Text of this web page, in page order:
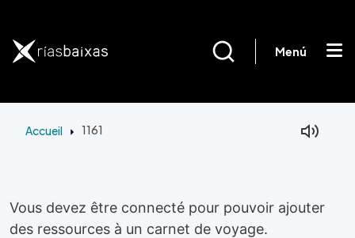
Menú
Accueil 1161
Vous devez être connecté pour pouvoir ajouter
des ressources à un carnet de voyage.